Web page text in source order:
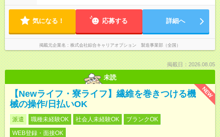
気になる！ 応募する 詳細へ
掲載元企業名 株式会社綜合キャリアオプション 製造事業部（全国）
掲載日：2026.08.05
未読
NEW
【Newライフ・寮ライフ】繊維を巻きつける機
械の操作/日払いOK
派遣 職種未経験OK 社会人未経験OK
ブランクOK
WEB登録・面接OK